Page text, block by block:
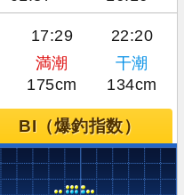
17:29 22:20
満潮
干潮
175cm 134cm
BI（爆釣指数）